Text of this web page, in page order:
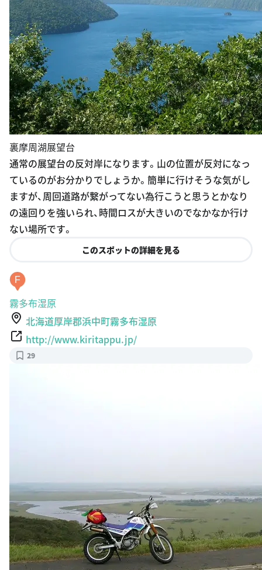
裏摩周湖展望台
通常の展望台の反対岸になります。山の位置が反対になっ
ているのがお分かりでしょうか。簡単に行けそうな気がし
ますが、周回道路が繋がってない為行こうと思うとかなり
の遠回りを強いられ、時間ロスが大きいのでなかなか行け
ない場所です。
このスポットの詳細を見る
F
霧多布湿原
北海道厚岸郡浜中町霧多布湿原
http://www.kiritappu.jp/
29